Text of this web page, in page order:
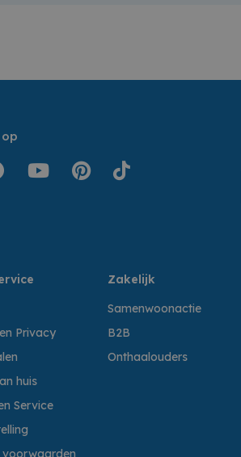
Privacy
huis
Service
voorwaarden
Zakelijk
Samenwoonactie
B2B
Onthaalouders